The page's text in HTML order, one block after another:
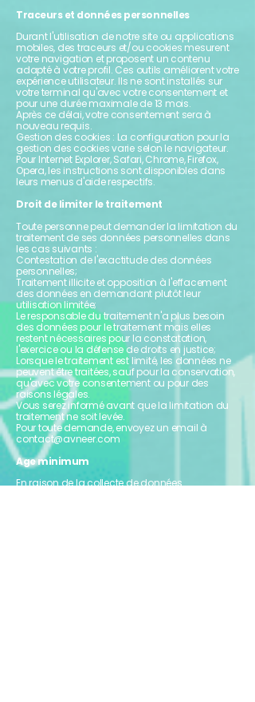
Traceurs et données personnelles
Durant l'utilisation de notre site ou applications
mobiles, des traceurs et/ou cookies mesurent
votre navigation et proposent un contenu
adapté à votre profil. Ces outils améliorent votre
expérience utilisateur. Ils ne sont installés sur
votre terminal qu'avec votre consentement et
pour une durée maximale de 13 mois.
Après ce délai, votre consentement sera à
nouveau requis.
Gestion des cookies : La configuration pour la
gestion des cookies varie selon le navigateur.
Pour Internet Explorer, Safari, Chrome, Firefox,
Opera, les instructions sont disponibles dans
leurs menus d'aide respectifs.
Droit de limiter le traitement
Toute personne peut demander la limitation du
traitement de ses données personnelles dans
les cas suivants :
Contestation de l'exactitude des données
personnelles;
Traitement illicite et opposition à l'effacement
des données en demandant plutôt leur
utilisation limitée;
Le responsable du traitement n'a plus besoin
des données pour le traitement mais elles
restent nécessaires pour la constatation,
l'exercice ou la défense de droits en justice;
Lorsque le traitement est limité, les données ne
peuvent être traitées, sauf pour la conservation,
qu'avec votre consentement ou pour des
raisons légales.
Vous serez informé avant que la limitation du
traitement ne soit levée.
Pour toute demande, envoyez un email à
contact@avneer.com
Age minimum
En raison de la collecte de données